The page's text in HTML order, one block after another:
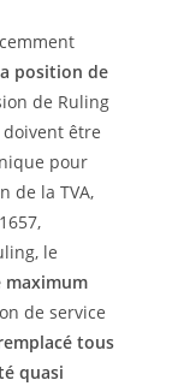
position de
de Ruling
doivent être
pour
de la TVA,
le
maximum
de service
tous
quasi